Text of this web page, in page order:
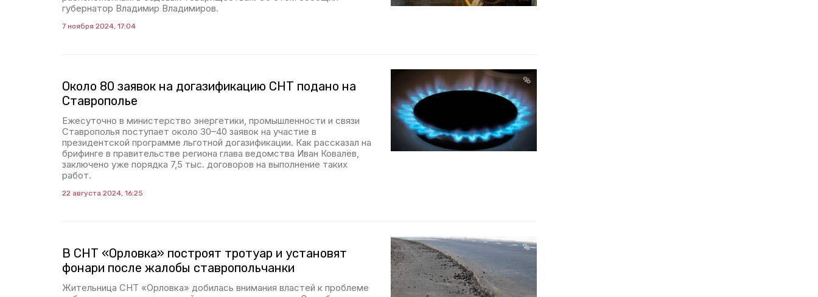
губернатор Владимир Владимиров.
7 ноября 2024, 17:04
Около 80 заявок на догазификацию СНТ подано на
Ставрополье
Ежесуточно в министерство энергетики, промышленности и связи
Ставрополья поступает около 30–40 заявок на участие в
президентской программе льготной догазификации. Как рассказал на
брифинге в правительстве региона глава ведомства Иван Ковалёв,
заключено уже порядка 7,5 тыс. договоров на выполнение таких
работ.
22 августа 2024, 16:25
В СНТ «Орловка» построят тротуар и установят
фонари после жалобы ставропольчанки
Жительница СНТ «Орловка» добилась внимания властей к проблеме